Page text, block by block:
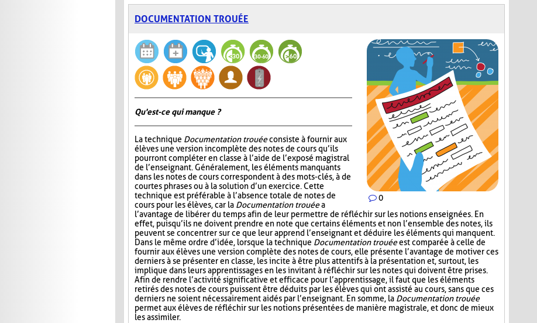
DOCUMENTATION TROUÉE
0
Qu'est-ce qui manque ?
La technique Documentation trouéeconsiste à fournir aux
élèves une version incomplète des notes de cours qu’ils
pourront compléter en classe à l’aide de l’exposé magistral
de l’enseignant. Généralement, les éléments manquants
dans les notes de cours correspondent à des mots-clés, à de
courtes phrases ou à la solution d’un exercice. Cette
technique est préférable à l’absence totale de notes de
cours pour les élèves, car la Documentation trouéea
l’avantage de libérer du temps afin de leur permettre de réfléchir sur les notions enseignées. En
effet, puisqu’ils ne doivent prendre en note que certains éléments et non l’ensemble des notes, ils
peuvent se concentrer sur ce que leur apprend l’enseignant et déduire les éléments qui manquent.
Dans le même ordre d’idée, lorsque la technique Documentation trouéeest comparée à celle de
fournir aux élèves une version complète des notes de cours, elle présente l’avantage de motiver ces
derniers à se présenter en classe, les incite à être plus attentifs à la présentation et, surtout, les
implique dans leurs apprentissages en les invitant à réfléchir sur les notes qui doivent être prises.
Afin de rendre l’activité significative et efficace pour l’apprentissage, il faut que les éléments
retirés des notes de cours puissent être déduits par les élèves qui ont assisté au cours, sans que ces
derniers ne soient nécessairement aidés par l’enseignant. En somme, la Documentation trouée
permet aux élèves de réfléchir sur les notions présentées de manière magistrale, et donc de mieux
les assimiler.